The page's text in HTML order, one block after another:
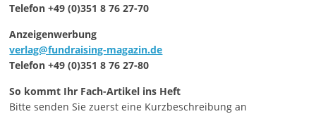
Telefon +49 (0)351 8 76 27-70
Anzeigenwerbung
verlag@fundraising-magazin.de
Telefon +49 (0)351 8 76 27-80
So kommt Ihr Fach-Artikel ins Heft
Bitte senden Sie zuerst eine Kurzbeschreibung an